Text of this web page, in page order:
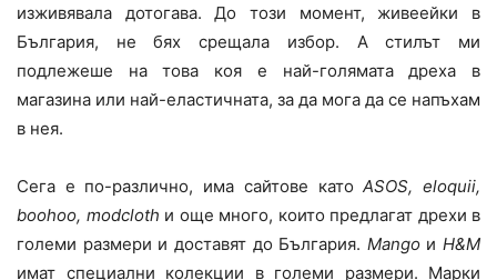
изживявала дотогава. До този момент, живеейки в
България, не бях срещала избор. А стилът ми
подлежеше на това коя е най-голямата дреха в
магазина или най-еластичната, за да мога да се напъхам
в нея.
Сега е по-различно, има сайтове катоASOS, eloquii,
boohoo, modcloth и още много, които предлагат дрехи в
големи размери и доставят до България. Mangoи H&M
имат специални колекции в големи размери. Марки